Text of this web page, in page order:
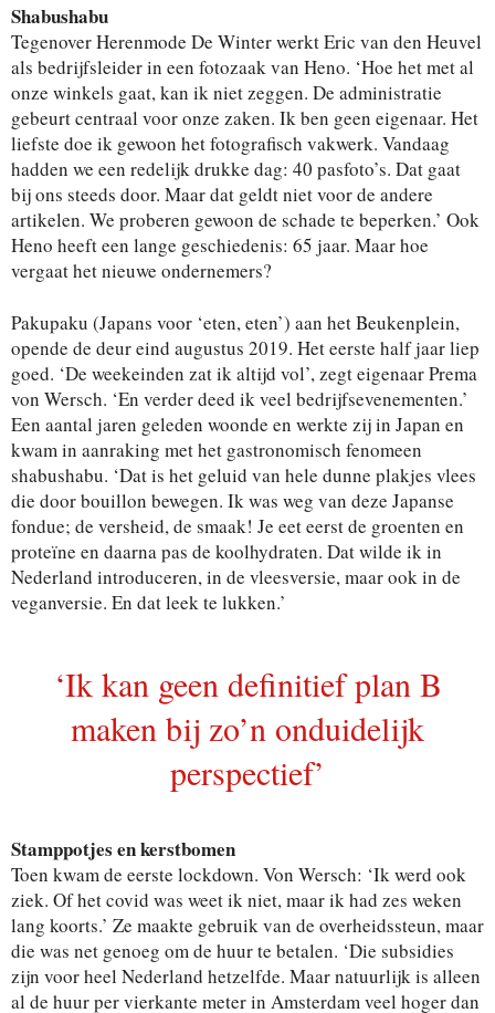
Shabushabu
Tegenover Herenmode De Winter werkt Eric van den Heuvel
als bedrijfsleider in een fotozaak van Heno. ‘Hoe het met al
onze winkels gaat, kan ik niet zeggen. De administratie
gebeurt centraal voor onze zaken. Ik ben geen eigenaar. Het
liefste doe ik gewoon het fotografisch vakwerk. Vandaag
hadden we een redelijk drukke dag: 40 pasfoto’s. Dat gaat
bij ons steeds door. Maar dat geldt niet voor de andere
artikelen. We proberen gewoon de schade te beperken.’ Ook
Heno heeft een lange geschiedenis: 65 jaar. Maar hoe
vergaat het nieuwe ondernemers?
Pakupaku (Japans voor ‘eten, eten’) aan het Beukenplein,
opende de deur eind augustus 2019. Het eerste half jaar liep
goed. ‘De weekeinden zat ik altijd vol’, zegt eigenaar Prema
von Wersch. ‘En verder deed ik veel bedrijfsevenementen.’
Een aantal jaren geleden woonde en werkte zij in Japan en
kwam in aanraking met het gastronomisch fenomeen
shabushabu. ‘Dat is het geluid van hele dunne plakjes vlees
die door bouillon bewegen. Ik was weg van deze Japanse
fondue; de versheid, de smaak! Je eet eerst de groenten en
proteïne en daarna pas de koolhydraten. Dat wilde ik in
Nederland introduceren, in de vleesversie, maar ook in de
veganversie. En dat leek te lukken.’
‘Ik kan geen definitief plan B
maken bij zo’n onduidelijk
perspectief’
Stamppotjes en kerstbomen
Toen kwam de eerste lockdown. Von Wersch: ‘Ik werd ook
ziek. Of het covid was weet ik niet, maar ik had zes weken
lang koorts.’ Ze maakte gebruik van de overheidssteun, maar
die was net genoeg om de huur te betalen. ‘Die subsidies
zijn voor heel Nederland hetzelfde. Maar natuurlijk is alleen
al de huur per vierkante meter in Amsterdam veel hoger dan